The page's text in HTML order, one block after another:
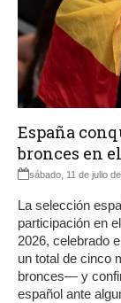
España
bronces en
sábado, 11 de julio
La selección
participación en
2026, celebrado
un total de cinco
bronces— y
español ante